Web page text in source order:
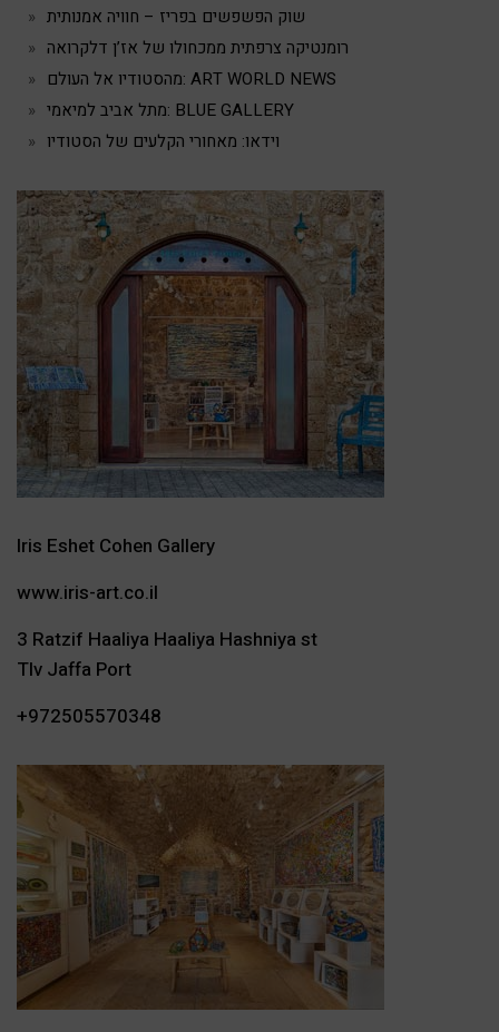
שוק הפשפשים בפריז – חוויה אמנותית
רומנטיקה צרפתית ממכחולו של אז’ן דלקרואה
מהסטודיו אל העולם: ART WORLD NEWS
מתל אביב למיאמי: BLUE GALLERY
וידאו: מאחורי הקלעים של הסטודיו
Iris Eshet Cohen Gallery
www.iris-art.co.il
3 Ratzif Haaliya Haaliya Hashniya st
Tlv Jaffa Port
+972505570348